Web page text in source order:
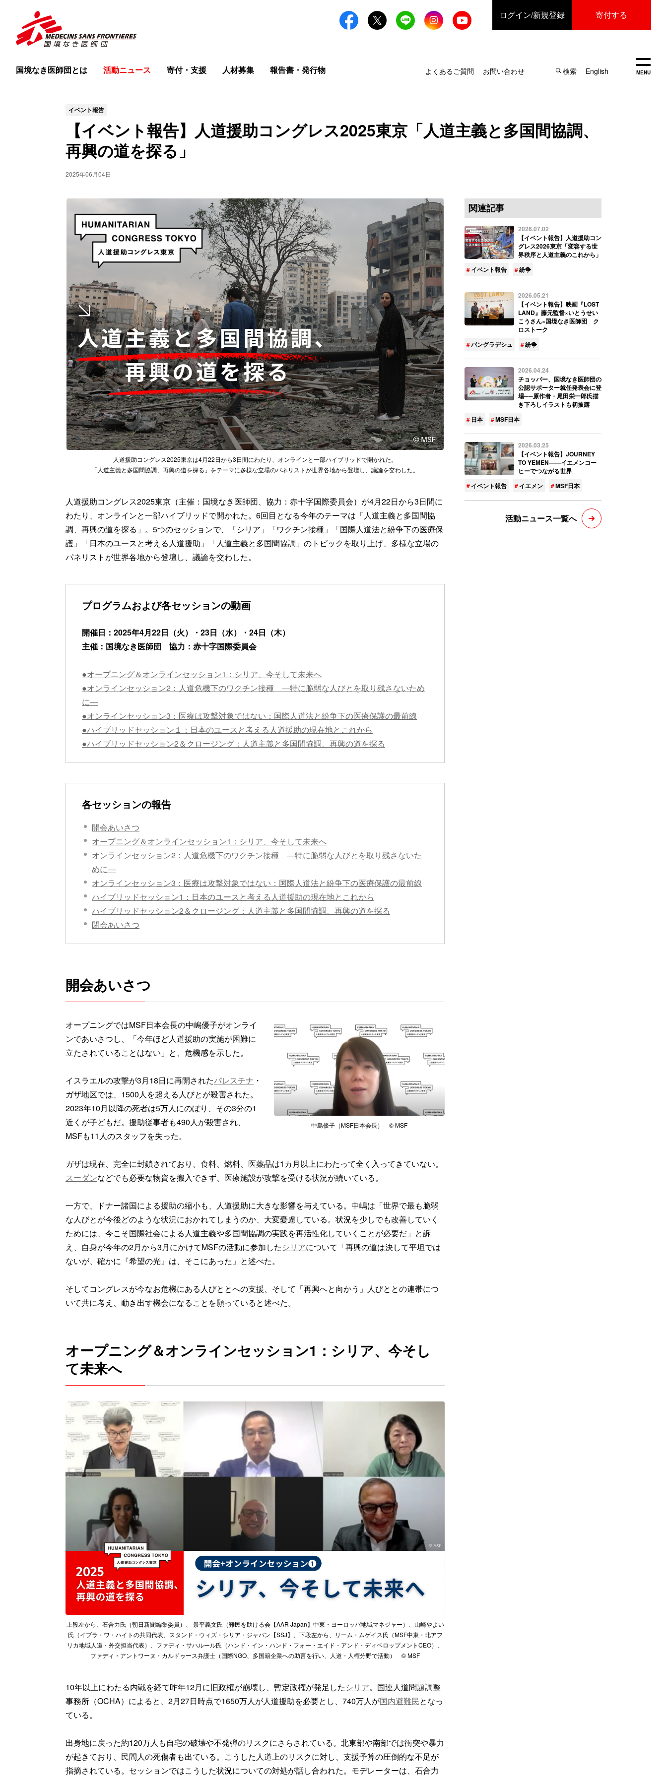
MENU
開く
国境なき医師団とは 活動ニュース 寄付・支援 人材募集 報告書・発行物
ログイン/新規登録 寄付する
よくあるご質問 お問い合わせ 検索 English
イベント報告
【イベント報告】人道援助コングレス2025東京「人道主義と多国間協調、
再興の道を探る」
2025年06月04日
人道援助コングレス2025東京は4月22日から3日間にわたり、オンラインと一部ハイブリッドで開かれた。
「人道主義と多国間協調、再興の道を探る」をテーマに多様な立場のパネリストが世界各地から登壇し、議論を交わした。
人道援助コングレス2025東京（主催：国境なき医師団、協力：赤十字国際委員会）が4月22日から3日間に
わたり、オンラインと一部ハイブリッドで開かれた。6回目となる今年のテーマは「人道主義と多国間協
調、再興の道を探る」。5つのセッションで、「シリア」「ワクチン接種」「国際人道法と紛争下の医療保
護」「日本のユースと考える人道援助」「人道主義と多国間協調」のトピックを取り上げ、多様な立場の
パネリストが世界各地から登壇し、議論を交わした。
プログラムおよび各セッションの動画
開催日：2025年4月22日（火）・23日（水）・24日（木）
主催：国境なき医師団 協力：赤十字国際委員会
●オープニング＆オンラインセッション1：シリア、今そして未来へ
●オンラインセッション2：人道危機下のワクチン接種 —特に脆弱な人びとを取り残さないため
に—
●オンラインセッション3：医療は攻撃対象ではない：国際人道法と紛争下の医療保護の最前線
●ハイブリッドセッション１：日本のユースと考える人道援助の現在地とこれから
●ハイブリッドセッション2＆クロージング：人道主義と多国間協調、再興の道を探る
各セッションの報告
開会あいさつ
オープニング＆オンラインセッション1：シリア、今そして未来へ
オンラインセッション2：人道危機下のワクチン接種 —特に脆弱な人びとを取り残さないた
めに—
オンラインセッション3：医療は攻撃対象ではない：国際人道法と紛争下の医療保護の最前線
ハイブリッドセッション1：日本のユースと考える人道援助の現在地とこれから
ハイブリッドセッション2＆クロージング：人道主義と多国間協調、再興の道を探る
閉会あいさつ
開会あいさつ
中島優子（MSF日本会長） © MSF
オープニングではMSF日本会長の中嶋優子がオンライ
ンであいさつし、「今年ほど人道援助の実施が困難に
立たされていることはない」と、危機感を示した。
イスラエルの攻撃が3月18日に再開されたパレスチナ ・
ガザ地区では、1500人を超える人びとが殺害された。
2023年10月以降の死者は5万人にのぼり、その3分の1
近くが子どもだ。援助従事者も490人が殺害され、
MSFも11人のスタッフを失った。
ガザは現在、完全に封鎖されており、食料、燃料、医薬品は1カ月以上にわたって全く入ってきていない。
スーダンなどでも必要な物資を搬入できず、医療施設が攻撃を受ける状況が続いている。
一方で、ドナー諸国による援助の縮小も、人道援助に大きな影響を与えている。中嶋は「世界で最も脆弱
な人びとが今後どのような状況におかれてしまうのか、大変憂慮している。状況を少しでも改善していく
ためには、今こそ国際社会による人道主義や多国間協調の実践を再活性化していくことが必要だ」と訴
え、自身が今年の2月から3月にかけてMSFの活動に参加したシリアについて「再興の道は決して平坦では
ないが、確かに『希望の光』は、そこにあった」と述べた。
そしてコングレスが今なお危機にある人びととへの支援、そして「再興へと向かう」人びととの連帯につ
いて共に考え、動き出す機会になることを願っていると述べた。
オープニング＆オンラインセッション1：シリア、今そし
て未来へ
上段左から、石合力氏（朝日新聞編集委員）、 景平義文氏（難民を助ける会【AAR Japan】中東・ヨーロッパ地域マネジャー）、山崎やよい
氏（イブラ・ワ・ハイトの共同代表、スタンド・ウィズ・シリア・ジャパン【SSJ】、下段左から、リーム・ムゲイス氏（MSF中東・北アフ
リカ地域人道・外交担当代表）、ファディ・サハルール氏（ハンド・イン・ハンド・フォー・エイド・アンド・ディベロップメントCEO）、
ファディ・アントワーヌ・カルドゥース弁護士（国際NGO、多国籍企業への助言を行い、人道・人権分野で活動） © MSF
10年以上にわたる内戦を経て昨年12月に旧政権が崩壊し、暫定政権が発足したシリア。国連人道問題調整
事務所（OCHA）によると、2月27日時点で1650万人が人道援助を必要とし、740万人が国内避難民となっ
ている。
出身地に戻った約120万人も自宅の破壊や不発弾のリスクにさらされている。北東部や南部では衝突や暴力
が起きており、民間人の死傷者も出ている。こうした人道上のリスクに対し、支援予算の圧倒的な不足が
指摘されている。セッションではこうした状況についての対処が話し合われた。モデレーターは、石合力
関連記事
2026.07.02
【イベント報告】人道援助コン
グレス2026東京「変容する世
界秩序と人道主義のこれから」
イベント報告
紛争
2026.05.21
【イベント報告】映画『LOST
LAND』藤元監督×いとうせい
こうさん×国境なき医師団 ク
ロストーク
バングラデシュ
紛争
2026.04.24
チョッパー、国境なき医師団の
公認サポーター就任発表会に登
場──原作者・尾田栄一郎氏描
き下ろしイラストも初披露
日本
MSF日本
2026.03.25
【イベント報告】JOURNEY
TO YEMEN——イエメンコー
ヒーでつながる世界
イベント報告
イエメン MSF日本
活動ニュース一覧へ